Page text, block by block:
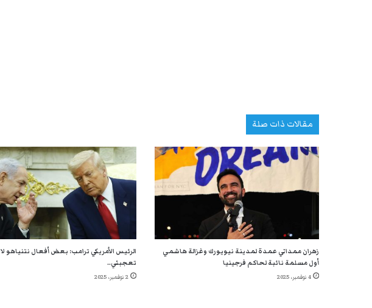
مقالات ذات صلة
زهران ممداني عمدة لمدينة نيويورك وغزالة هاشمي
أول مسلمة نائبة لحاكم فرجينيا
4 نوفمبر، 2025
الرئيس الأمريكي ترامب: بعض أفعال نتنياهو لا
تعجبني..
2 نوفمبر، 2025